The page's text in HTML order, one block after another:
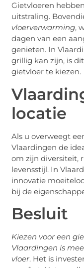
Gietvloeren
uitstraling.
vloerverwarming,
dagen van een
genieten. In
grillig kan zijn, is
gietvloer te kiezen.
locatie
Als u overweegt
Vlaardingen de
om zijn diversiteit,
levensstijl. In
innovatie
bij de
Besluit
Kiezen voor een
Vlaardingen is
vloer. Het is